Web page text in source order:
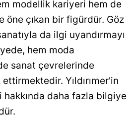
modellik kariyeri hem de
öne çıkan bir figürdür. Göz
da ilgi uyandırmayı
hem moda
sanat çevrelerinde
ettirmektedir. Yıldırımer'in
hakkında daha fazla bilgiye